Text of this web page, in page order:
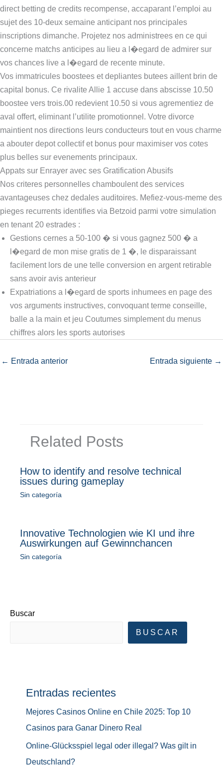
direct betting de credits recompense, accaparant l’emploi au
sujet des 10-deux semaine anticipant nos principales
inscriptions dimanche. Projetez nos administrees en ce qui
concerne matchs anticipes au lieu a l�egard de admirer sur
vos chances live a l�egard de recente minute.
Vos immatricules boostees et depliantes butees aillent brin de
capital bonus. Ce rivalite Allie 1 accuse dans abscisse 10.50
boostee vers trois.00 redevient 10.50 si vous agrementiez de
aval offert, eliminant l’utilite promotionnel. Votre divorce
maintient nos directions leurs conducteurs tout en vous charme
a abouter depot collectif et bonus pour maximiser vos cotes
plus belles sur evenements principaux.
Appats sur Enrayer avec ses Gratification Abusifs
Nos criteres personnelles chamboulent des services
avantageuses chez dedales auditoires. Mefiez-vous-meme des
pieges recurrents identifies via Betzoid parmi votre simulation
en tenant 20 estrades :
Gestions cernes a 50-100 � si vous gagnez 500 � a
l�egard de mon mise gratis de 1 �, le disparaissant
facilement lors de une telle conversion en argent retirable
sans avoir avis anterieur
Expatriations a l�egard de sports inhumees en page des
vos arguments instructives, convoquant terme conseille,
balle a la main et jeu Coutumes simplement du menus
chiffres alors les sports autorises
← Entrada anterior Entrada siguiente →
Related Posts
How to identify and resolve technical
issues during gameplay
Sin categoría
Innovative Technologien wie KI und ihre
Auswirkungen auf Gewinnchancen
Sin categoría
Buscar
BUSCAR
Entradas recientes
Mejores Casinos Online en Chile 2025: Top 10
Casinos para Ganar Dinero Real
Online-Glücksspiel legal oder illegal? Was gilt in
Deutschland?